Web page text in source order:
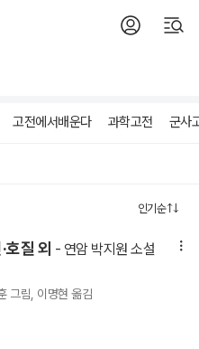
고전에서배운다 과학고전 군사
인기순
호질 외 - 연암 박지원 소설
그림, 이명현 옮김